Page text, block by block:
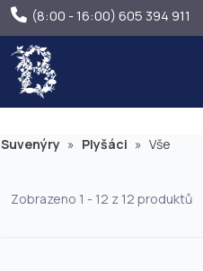
(8:00 - 16:00) 605 394 911
Suvenýry » Plyšáci » Vše
Zobrazeno 1 - 12 z 12 produktů